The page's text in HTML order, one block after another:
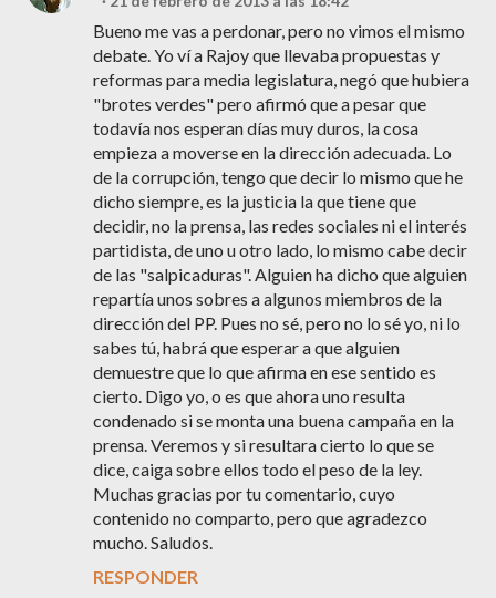
Bueno me vas a perdonar, pero no vimos el mismo
debate. Yo ví a Rajoy que llevaba propuestas y
reformas para media legislatura, negó que hubiera
"brotes verdes" pero afirmó que a pesar que
todavía nos esperan días muy duros, la cosa
empieza a moverse en la dirección adecuada. Lo
de la corrupción, tengo que decir lo mismo que he
dicho siempre, es la justicia la que tiene que
decidir, no la prensa, las redes sociales ni el interés
partidista, de uno u otro lado, lo mismo cabe decir
de las "salpicaduras". Alguien ha dicho que alguien
repartía unos sobres a algunos miembros de la
dirección del PP. Pues no sé, pero no lo sé yo, ni lo
sabes tú, habrá que esperar a que alguien
demuestre que lo que afirma en ese sentido es
cierto. Digo yo, o es que ahora uno resulta
condenado si se monta una buena campaña en la
prensa. Veremos y si resultara cierto lo que se
dice, caiga sobre ellos todo el peso de la ley.
Muchas gracias por tu comentario, cuyo
contenido no comparto, pero que agradezco
mucho. Saludos.
RESPONDER